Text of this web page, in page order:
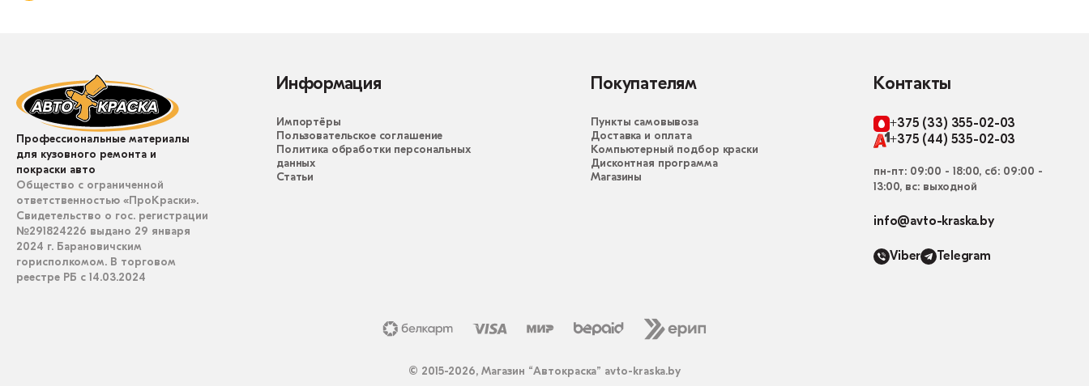
Профессиональные материалы
для кузовного ремонта и
покраски авто
Общество с ограниченной
ответственностью «ПроКраски».
Свидетельство о гос. регистрации
№291824226 выдано 29 января
2024 г. Барановичским
горисполкомом. В торговом
реестре РБ с 14.03.2024
Информация
Импортёры
Пользовательское соглашение
Политика обработки персональных
данных
Статьи
Покупателям
Пункты самовывоза
Доставка и оплата
Компьютерный подбор краски
Дисконтная программа
Магазины
Контакты
+375 (33) 355-02-03
+375 (44) 535-02-03
пн-пт: 09:00 - 18:00, сб: 09:00 -
13:00, вс: выходной
info@avto-kraska.by
Viber Telegram
© 2015-2026, Магазин “Автокраска” avto-kraska.by